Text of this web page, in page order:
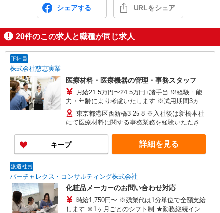
シェアする URLをシェア
20件のこの求人と職種が同じ求人
正社員
株式会社慈恵実業
医療材料・医療機器の管理・事務スタッフ
月給21.5万円〜24.5万円+諸手当 ※経験・能
力・年齢により考慮いたします ※試用期間3ヵ月
あり（期間中は月給20.5万円以上） ※賞与年2回
（昨年度実績 平均5ヶ月分） ■年収例■ 想定年収
375万円〜530万円※経験等考慮 ・20代：年収375
万円 ・30代：年収430万円 ・40代：年収460万円
・50代：年収530万円
東京都港区西新橋3-25-8 ※入社後は新橋本社
にて医療材料に関する事務業務を経験いただきま
へ配属となります。 ※配属時期は入社後約6カ
月〜2年程度を予定 ・東京慈恵会医科大学附属病
院（東京都港区西新橋3丁目19-18） ・東京慈恵会
目41-2） ・東京慈恵会医科大学西部医療センター
（東京都狛江市和泉本町4丁目11-1） ・東京慈恵
会医科大学附属柏病院（千葉県柏市柏下163番地
1）
キープ 詳細を見る
派遣社員
バーチャレクス・コンサルティング株式会社
化粧品メーカーのお問い合わせ対応
時給1,750円〜 ※残業代は1分単位で全額支給
します ※1ヶ月ごとのシフト制 ★勤務継続インセ